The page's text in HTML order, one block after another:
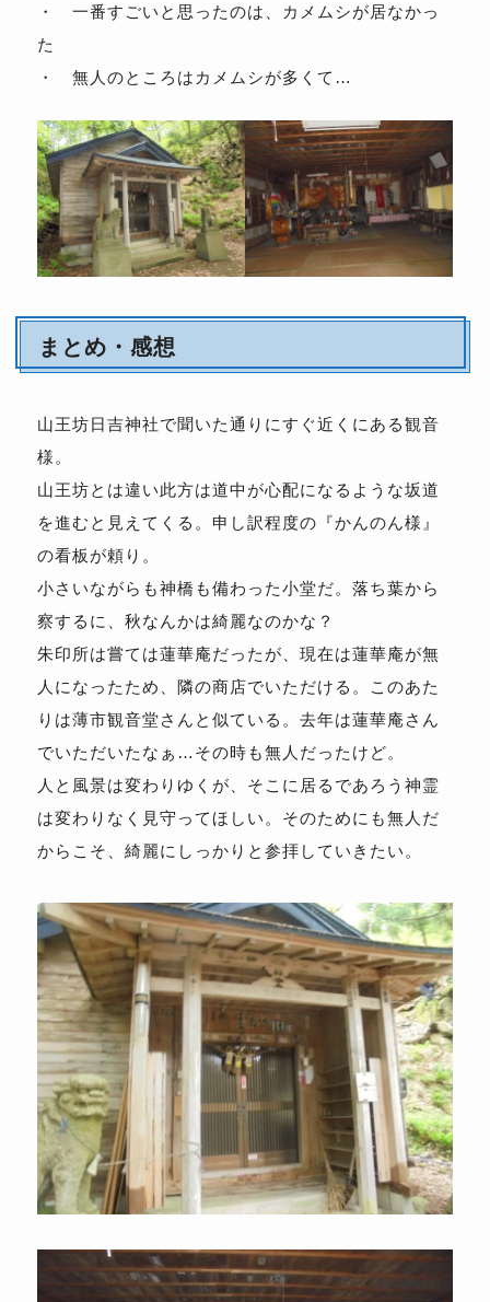
・ 一番すごいと思ったのは、カメムシが居なかっ
た
・ 無人のところはカメムシが多くて…
まとめ・感想
山王坊日吉神社で聞いた通りにすぐ近くにある観音
様。
山王坊とは違い此方は道中が心配になるような坂道
を進むと見えてくる。申し訳程度の『かんのん様』
の看板が頼り。
小さいながらも神橋も備わった小堂だ。落ち葉から
察するに、秋なんかは綺麗なのかな？
朱印所は嘗ては蓮華庵だったが、現在は蓮華庵が無
人になったため、隣の商店でいただける。このあた
りは薄市観音堂さんと似ている。去年は蓮華庵さん
でいただいたなぁ…その時も無人だったけど。
人と風景は変わりゆくが、そこに居るであろう神霊
は変わりなく見守ってほしい。そのためにも無人だ
からこそ、綺麗にしっかりと参拝していきたい。